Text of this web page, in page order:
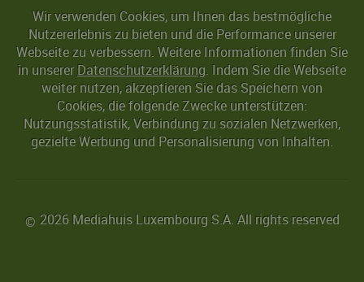
Wir verwenden Cookies, um Ihnen das bestmögliche
Nutzererlebnis zu bieten und die Performance unserer
Webseite zu verbessern. Weitere Informationen finden Sie
in unserer Datenschutzerklärung. Indem Sie die Webseite
weiter nutzen, akzeptieren Sie das Speichern von
Cookies, die folgende Zwecke unterstützen:
Nutzungsstatistik, Verbindung zu sozialen Netzwerken,
gezielte Werbung und Personalisierung von Inhalten.
© 2026 Mediahuis Luxembourg S.A. All rights reserved